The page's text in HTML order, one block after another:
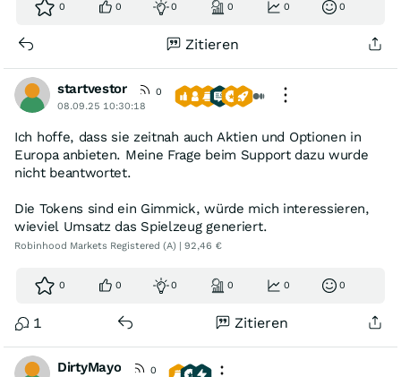
0 0 0 0 0 0
Zitieren
startvestor
0
08.09.25 10:30:18
Ich hoffe, dass sie zeitnah auch Aktien und Optionen in
Europa anbieten. Meine Frage beim Support dazu wurde
nicht beantwortet.
Die Tokens sind ein Gimmick, würde mich interessieren,
wieviel Umsatz das Spielzeug generiert.
Robinhood Markets Registered (A) | 92,46 €
0 0 0 0 0 0
1 Zitieren
DirtyMayo
0